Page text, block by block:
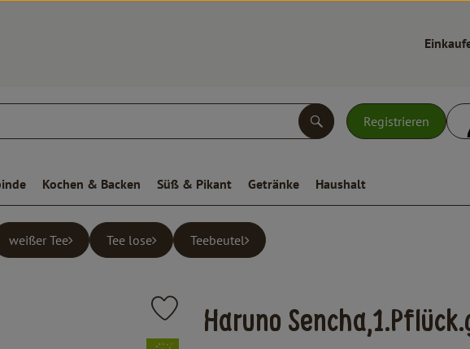
Registrieren
Suchen
Kochen & Backen Süß & Pikant Getränke Haushalt
weißer Tee Tee lose Teebeutel
Haruno
Produkt zu Favouriten hinzufügen
, Verband: